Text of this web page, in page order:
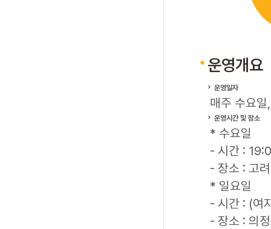
운영개요
운영일자
매주 수요
운영시간 및 장소
* 수요일
- 시간 :
- 장소 : 고
* 일요일
- 시간 : (여
- 장소 : 의